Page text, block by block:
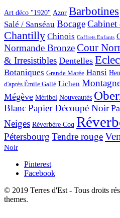
Art déco "1920" Azor Barbotines
Salé / Sanséau BocageCabinet
Chantilly Chinois Coffrets Enfants
Normande BronzeCour
& Irresistibles Dentelles
Botaniques Grande Marée Hansi
d'après Émile Gallé Lichen
Mégève Méribel Nouveautés
BlancPapier Découpé Noir
Neiges Réverbère Coq
Pétersbourg Tendre rouge
Noir
Pinterest
Facebook
© 2019 Terres d'Est - Tous droits
themes.